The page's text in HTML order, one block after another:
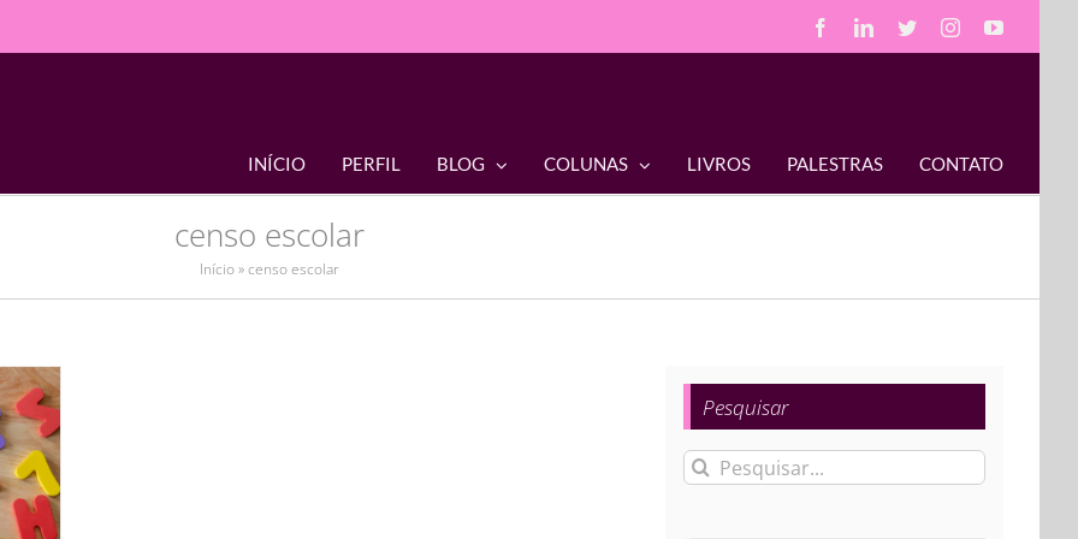
FacebookLinkedIn
TwitterInstagramYouTube
INÍCIO PERFIL BLOG COLUNAS LIVROS PALESTRAS CONTATO
censo escolar
Início»censo escolar
Pesquisar
Buscar